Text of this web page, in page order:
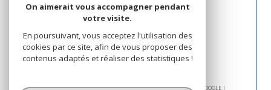
© 2026 | TOUS DROITS RÉSERVÉS | TRADUCTION POWERED BY GOOGLE |
On aimerait vous accompagner pendant
votre visite.
En poursuivant, vous acceptez l'utilisation des
cookies par ce site, afin de vous proposer des
contenus adaptés et réaliser des statistiques !